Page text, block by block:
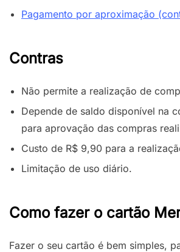
Pagamento por aproximação
Contras
Não permite a realização de
Depende de saldo disponível na
para aprovação das compras
Custo de R$ 9,90 para a
Limitação de uso diário.
Como fazer o cartão
Fazer o seu cartão é bem simples,